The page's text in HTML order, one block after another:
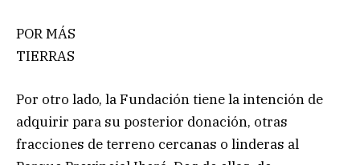
POR MÁS
TIERRAS
Por otro lado, la Fundación tiene la intención de
adquirir para su posterior donación, otras
fracciones de terreno cercanas o linderas al